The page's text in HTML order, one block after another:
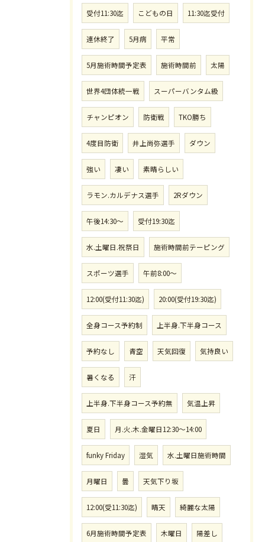
受付11:30迄 こどもの日 11:30迄受付
連休終了 5月病 平常
5月施術時間予定表 施術時間前 太陽
世界4団体統一戦 スーパーバンタム級
チャンピオン 防衛戦 TKO勝ち
4度目防衛 井上尚弥選手 ダウン
強い 凄い 素晴らしい
ラモン.カルデナス選手 2Rダウン
午後14:30〜 受付19:30迄
水.土曜日.祝祭日 施術時間前テーピング
スポーツ選手 午前8:00〜
12:00(受付11:30迄) 20:00(受付19:30迄)
全身コース予約制 上半身.下半身コース
予約なし 青空 天気回復 気持良い
暑くなる 汗
上半身.下半身コース予約無 気温上昇
夏日 月.火.木.金曜日12:30〜14:00
funky Friday 湿気 水.土曜日施術時間
月曜日 曇 天気下り坂
12:00(受11:30迄) 晴天 綺麗な太陽
6月施術時間予定表 木曜日 陽差し